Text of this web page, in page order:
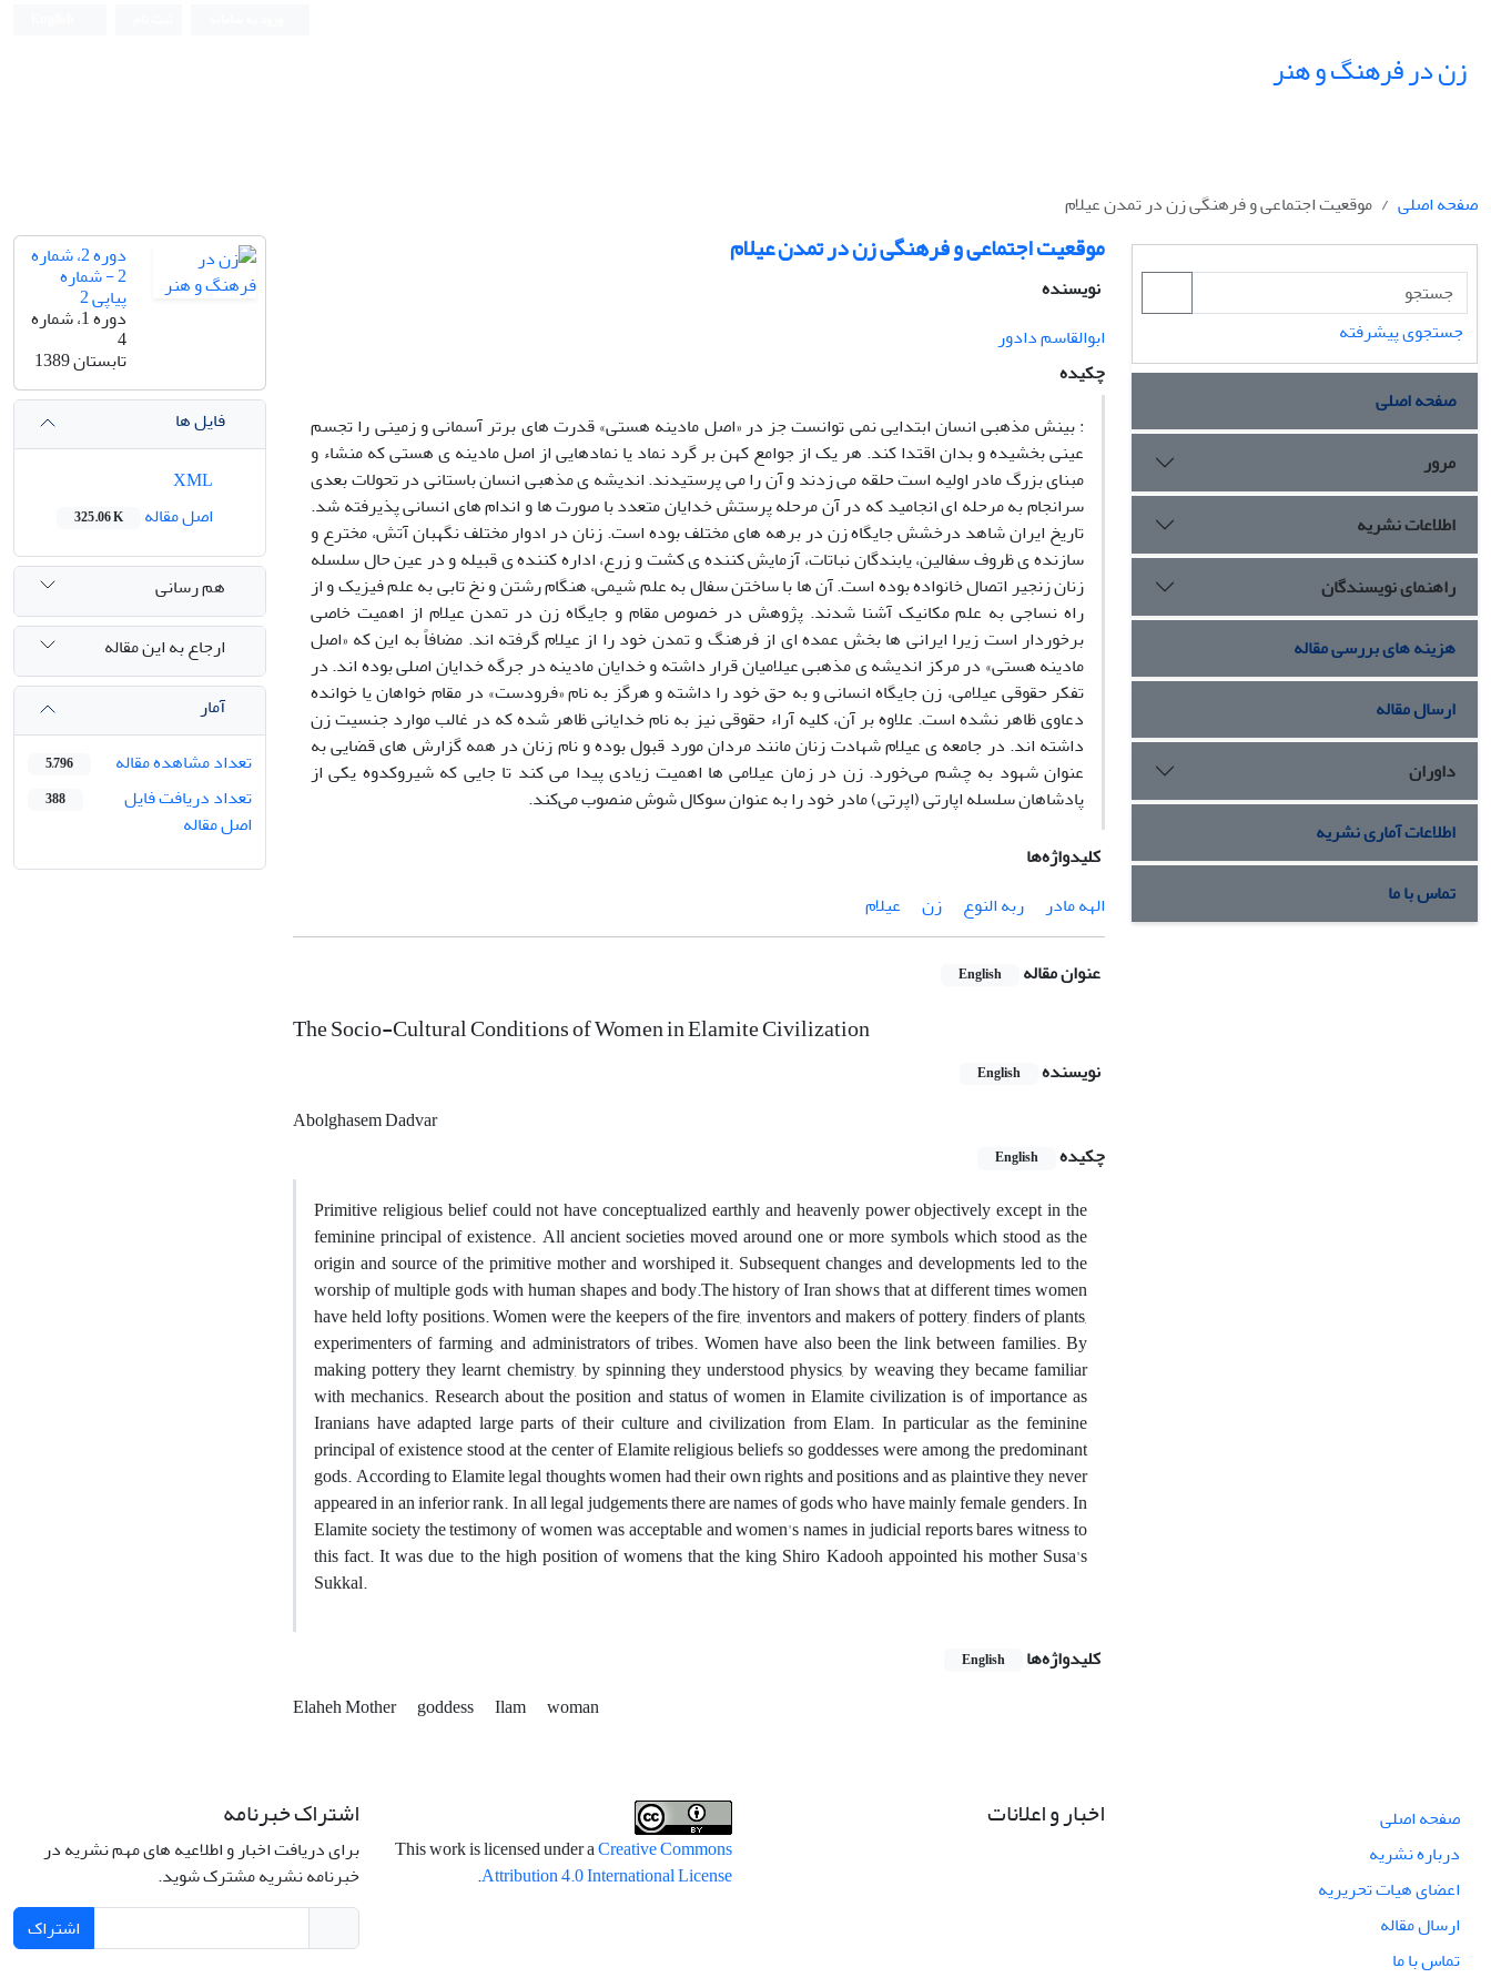
زن در فرهنگ و هنر
صفحه اصلی موقعیت اجتماعی و فرهنگی زن در تمدن عیلام
موقعیت اجتماعی و فرهنگی زن در تمدن عیلام
نویسنده
ابوالقاسم دادور
چکیده
: بینش مذهبی انسان ابتدایی نمی توانست جز در «اصل مادینه هستی» قدرت های برتر آسمانی و زمینی را تجسم
عینی بخشیده و بدان اقتدا کند. هر یک از جوامع کهن بر گرد نماد یا نمادهایی از اصل مادینه ی هستی که منشاء و
مبنای بزرگ مادر اولیه است حلقه می زدند و آن را می پرستیدند. اندیشه ی مذهبی انسان باستانی در تحولات بعدی
سرانجام به مرحله ای انجامید که در آن مرحله پرستش خدایان متعدد با صورت ها و اندام های انسانی پذیرفته شد.
تاریخ ایران شاهد درخشش جایگاه زن در برهه های مختلف بوده است. زنان در ادوار مختلف نگهبان آتش، مخترع و
سازنده ی ظروف سفالین، یابندگان نباتات، آزمایش کننده ی کشت و زرع، اداره کننده ی قبیله و در عین حال سلسله
زنان زنجیر اتصال خانواده بوده است. آن ها با ساختن سفال به علم شیمی، هنگام رشتن و نخ تابی به علم فیزیک و از
راه نساجی به علم مکانیک آشنا شدند. پژوهش در خصوص مقام و جایگاه زن در تمدن عیلام از اهمیت خاصی
برخوردار است زیرا ایرانی ها بخش عمده ای از فرهنگ و تمدن خود را از عیلام گرفته اند. مضافاً به این که «اصل
مادینه هستی» در مرکز اندیشه ی مذهبی عیلامیان قرار داشته و خدایان مادینه در جرگه خدایان اصلی بوده اند. در
تفکر حقوقی عیلامی، زن جایگاه انسانی و به حق خود را داشته و هرگز به نام «فرودست» در مقام خواهان یا خوانده
دعاوی ظاهر نشده است. علاوه بر آن، کلیه آراء حقوقی نیز به نام خدایانی ظاهر شده که در غالب موارد جنسیت زن
داشته اند. در جامعه ی عیلام شهادت زنان مانند مردان مورد قبول بوده و نام زنان در همه گزارش های قضایی به
عنوان شهود به چشم می‌خورد. زن در زمان عیلامی ها اهمیت زیادی پیدا می کند تا جایی که شیروکدوه یکی از
پادشاهان سلسله اپارتی (اپرتی) مادر خود را به عنوان سوکال شوش منصوب می‌کند.
کلیدواژه‌ها
الهه مادر
ربه النوع زن عیلام
عنوان مقاله English
The Socio-Cultural Conditions of Women in Elamite Civilization
نویسنده English
Abolghasem Dadvar
چکیده
English
Primitive religious belief could not have conceptualized earthly and heavenly power objectively except in the
feminine principal of existence. All ancient societies moved around one or more symbols which stood as the
origin and source of the primitive mother and worshiped it. Subsequent changes and developments led to the
worship of multiple gods with human shapes and body.The history of Iran shows that at different times women
have held lofty positions. Women were the keepers of the fire, inventors and makers of pottery, finders of plants,
experimenters of farming, and administrators of tribes. Women have also been the link between families. By
making pottery they learnt chemistry, by spinning they understood physics, by weaving they became familiar
with mechanics. Research about the position and status of women in Elamite civilization is of importance as
Iranians have adapted large parts of their culture and civilization from Elam. In particular as the feminine
principal of existence stood at the center of Elamite religious beliefs so goddesses were among the predominant
gods. According to Elamite legal thoughts women had their own rights and positions and as plaintive they never
appeared in an inferior rank. In all legal judgements there are names of gods who have mainly female genders. In
Elamite society the testimony of women was acceptable and women's names in judicial reports bares witness to
this fact. It was due to the high position of womens that the king Shiro Kadooh appointed his mother Susa's
Sukkal.
کلیدواژه‌ها English
Elaheh Mother goddess Ilam woman
دوره 2، شماره
2 - شماره
پیاپی 2
دوره 1، شماره
4
تابستان 1389
فایل ها
اصل مقاله
325.06 K
هم رسانی
ارجاع به این مقاله
آمار
تعداد مشاهده مقاله
5,796
تعداد دریافت فایل
اصل مقاله
388
جستجوی پیشرفته
صفحه اصلی
مرور
اطلاعات نشریه
راهنمای نویسندگان
هزینه های بررسی مقاله
ارسال مقاله
داوران
اطلاعات آماری نشریه
تماس با ما
صفحه اصلی
درباره نشریه
اعضای هیات تحریریه
ارسال مقاله
تماس با ما
اخبار و اعلانات
This work is licensed under aCreative Commons
Attribution 4.0 International License
.
اشتراک خبرنامه
برای دریافت اخبار و اطلاعیه های مهم نشریه در
خبرنامه نشریه مشترک شوید.
اشتراک